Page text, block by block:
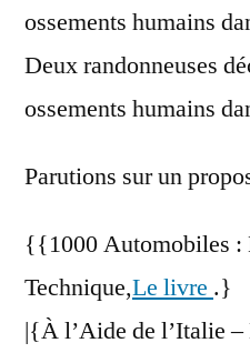
ossements humains
Deux randonneuses
ossements humains
Parutions sur un
{{1000 Automobiles :
Technique,Le livre .}
|{À l’Aide de l’Italie –